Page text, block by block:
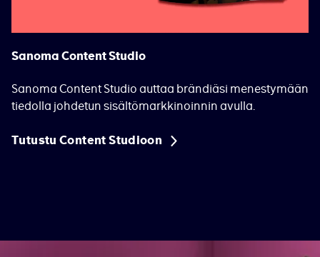
Sanoma Content Studio
Sanoma Content Studio auttaa brändiäsi menestymään
tiedolla johdetun sisältömarkkinoinnin avulla.
Tutustu Content Studioon